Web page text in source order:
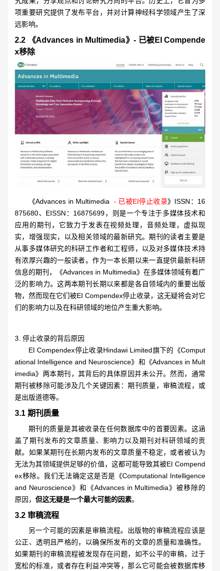
项重要研究提供了发布平台，并对计算神经科学领域产生了深
远影响。
2.2 《Advances in Multimedia》- 已被EI Compende
x移除
《Advances in Multimedia - 已被EI停止收录》ISSN：16
875680、EISSN：16875699，则是一个专注于多媒体技术和
应用的期刊，它致力于发表在视频处理，音频处理，虚拟现
实，增强现实，以及相关领域的最新研究。期刊的读者主要是
从事多媒体研究的科研工作者和工程师，以及对多媒体技术持
有浓厚兴趣的一般读者。作为一本长期以来一直提供最新科研
信息的期刊，《Advances in Multimedia》在多媒体领域有着广
泛的影响力。这两本期刊长期以来都是各自领域内的重要出版
物，然而现在它们被EI Compendex停止收录，这无疑将会对它
们的影响力以及在科研领域的地位产生重大影响。
3. 停止收录的背后原因
EI Compendex停止收录Hindawi Limited旗下的《Comput
ational Intelligence and Neuroscience》和《Advances in Mult
imedia》两本期刊，其背后的具体原因并未公开。然而，通常
期刊被移除可能涉及几个关键因素：期刊质量，审稿流程，或
是出版道德等。
3.1 期刊质量
期刊的质量是其被收录在任何数据库中的首要因素。这涵
盖了期刊发布的文章质量、影响力以及期刊对科研领域的贡
献。如果某期刊在长期内发布的文章质量不稳定，或者被认为
无法为其领域提供足够的价值，这都可能导致其被EI Compend
ex移除。我们无法确定这是否是《Computational Intelligence
and Neuroscience》和《Advances in Multimedia》被移除的
原因， 但这无疑是一个最大可能的因素。
3.2 审稿流程
另一个可能的因素是审稿流程。出版物的审稿流程应该是
公正、透明且严格的，以确保所发布的文章的质量和准确性。
如果期刊的审稿流程被发现存在问题，如不公平的审稿，过于
宽松的标准，或者存在利益冲突等，那么它可能会被数据库移